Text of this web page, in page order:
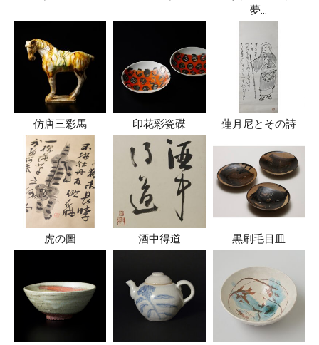
夢…
仿唐三彩馬 印花彩瓷碟 蓮月尼とその詩
虎の圖 酒中得道 黒刷毛目皿